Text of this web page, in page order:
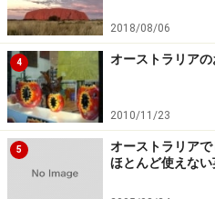
2018/08/06
4 オーストラリア
2010/11/23
5
オーストラリア
ほとんど使えな